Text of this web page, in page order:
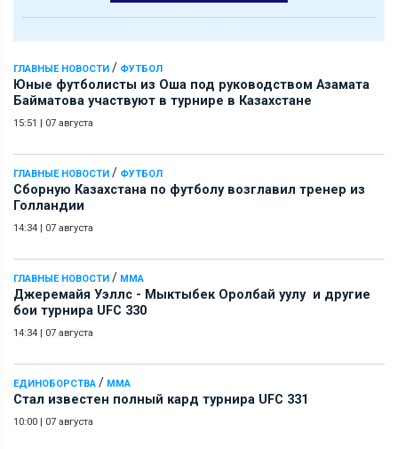
ГЛАВНЫЕ НОВОСТИ / ФУТБОЛ
Юные футболисты из Оша под руководством Азамата
Байматова участвуют в турнире в Казахстане
15:51 | 07 августа
ГЛАВНЫЕ НОВОСТИ / ФУТБОЛ
Сборную Казахстана по футболу возглавил тренер из
Голландии
14:34 | 07 августа
ГЛАВНЫЕ НОВОСТИ / ММА
Джеремайя Уэллс - Мыктыбек Оролбай уулу и другие
бои турнира UFC 330
14:34 | 07 августа
ЕДИНОБОРСТВА / ММА
Стал известен полный кард турнира UFC 331
10:00 | 07 августа